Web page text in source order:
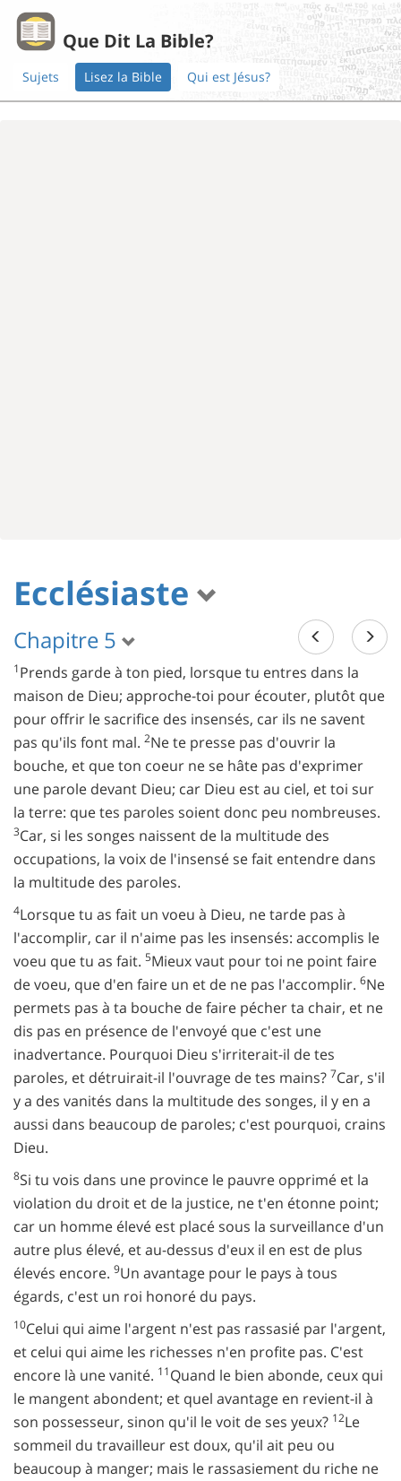
Que Dit La Bible?
Sujets Lisez la Bible Qui est Jésus?
Ecclésiaste
Chapitre 5
1Prends garde à ton pied, lorsque tu entres dans la
maison de Dieu; approche-toi pour écouter, plutôt que
pour offrir le sacrifice des insensés, car ils ne savent
pas qu'ils font mal. 2Ne te presse pas d'ouvrir la
bouche, et que ton coeur ne se hâte pas d'exprimer
une parole devant Dieu; car Dieu est au ciel, et toi sur
la terre: que tes paroles soient donc peu nombreuses.
3Car, si les songes naissent de la multitude des
occupations, la voix de l'insensé se fait entendre dans
la multitude des paroles.
4Lorsque tu as fait un voeu à Dieu, ne tarde pas à
l'accomplir, car il n'aime pas les insensés: accomplis le
voeu que tu as fait. 5Mieux vaut pour toi ne point faire
de voeu, que d'en faire un et de ne pas l'accomplir. 6Ne
permets pas à ta bouche de faire pécher ta chair, et ne
dis pas en présence de l'envoyé que c'est une
inadvertance. Pourquoi Dieu s'irriterait-il de tes
paroles, et détruirait-il l'ouvrage de tes mains? 7Car, s'il
y a des vanités dans la multitude des songes, il y en a
aussi dans beaucoup de paroles; c'est pourquoi, crains
Dieu.
8Si tu vois dans une province le pauvre opprimé et la
violation du droit et de la justice, ne t'en étonne point;
car un homme élevé est placé sous la surveillance d'un
autre plus élevé, et au-dessus d'eux il en est de plus
élevés encore. 9Un avantage pour le pays à tous
égards, c'est un roi honoré du pays.
10Celui qui aime l'argent n'est pas rassasié par l'argent,
et celui qui aime les richesses n'en profite pas. C'est
encore là une vanité. 11Quand le bien abonde, ceux qui
le mangent abondent; et quel avantage en revient-il à
son possesseur, sinon qu'il le voit de ses yeux? 12Le
sommeil du travailleur est doux, qu'il ait peu ou
beaucoup à manger; mais le rassasiement du riche ne